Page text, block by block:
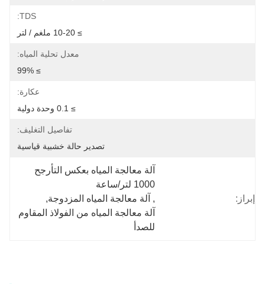
TDS:
≥ 10-20 ملغم / لتر
معدل تحلية المياه:
≥ 99%
عكارة:
≥ 0.1 وحدة دولية
تفاصيل التغليف:
تصدير حالة خشبية قياسية
إبراز:
1000 لتر/ساعة
, آلة معالجة المياه المزدوجة,
للصدأ